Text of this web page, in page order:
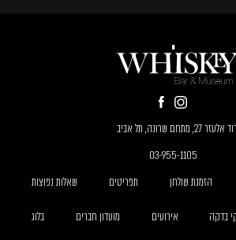
אלעזר 27, מתחם שרונה, תל אביב
03-955-1105
הזמנת שולחן תפריטים שאלות נפוצות
בדקה אירועים מועדון חברים בלוג